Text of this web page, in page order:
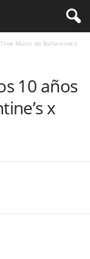
Music de Ballantine’s
10 años
x